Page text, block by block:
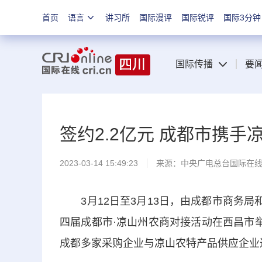
首页 语言 讲习所 国际漫评 国际锐评 国际3分钟
国际传播 要
签约2.2亿元 成都市携手
2023-03-14 15:49:23 来源：中央广电总台国际在线
3月12日至3月13日，由成都市商务局和
四届成都市·凉山州农商对接活动在西昌
成都多家采购企业与凉山农特产品供应企